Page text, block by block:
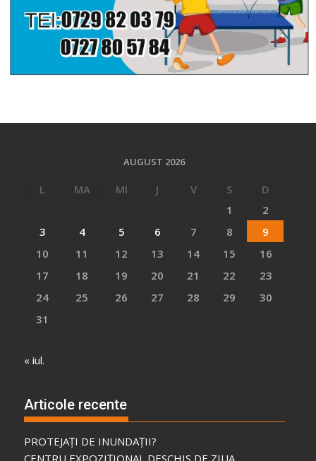
AUGUST 2026
L MA MI J V S
D
1
2
3
4 5 6 7 8
9
10
11 12 13 14 15
16
17
18 19 20 21 22
23
24
25 26 27 28 29
30
31
« iul.
Articole recente
PROTEJAȚI DE INUNDAȚII?